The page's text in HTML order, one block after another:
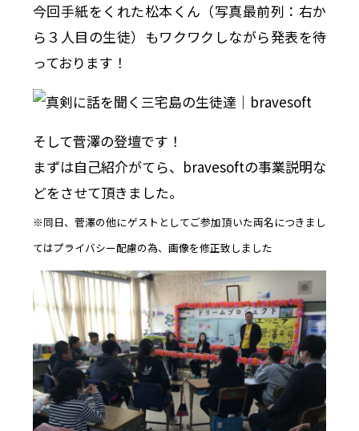
今回手紙をくれた松本くん（写真最前列：右か
ら３人目の生徒）もワクワクしながら発表を待
っております！
そして菅澤の登壇です！
まずは自己紹介がてら、bravesoftの事業説明な
どをさせて頂きました。
※同日、菅澤の他にゲストとしてご参加頂いた両名につきまし
てはプライバシー配慮の為、画像を修正致しました